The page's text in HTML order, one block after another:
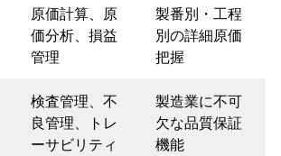
原価計算、原
価分析、損益
管理
製番別・工程
別の詳細原価
把握
検査管理、不
良管理、トレ
ーサビリティ
製造業に不可
欠な品質保証
機能